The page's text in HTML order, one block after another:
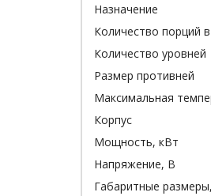
Количество
Количество
Размер
Максимальная
Корпус
Габаритные